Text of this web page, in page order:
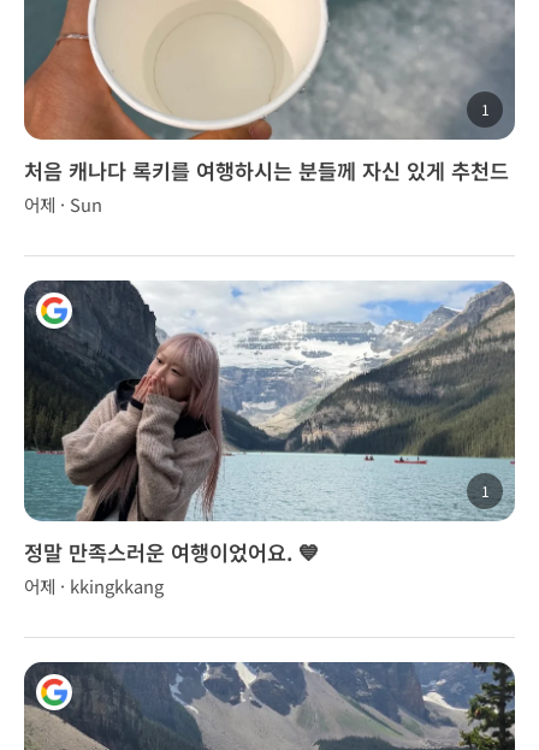
1
처음 캐나다 록키를 여행하시는 분들께 자신 있게 추천드
립니다.
어제 · Sun
1
정말 만족스러운 여행이었어요. 💙
어제 · kkingkkang